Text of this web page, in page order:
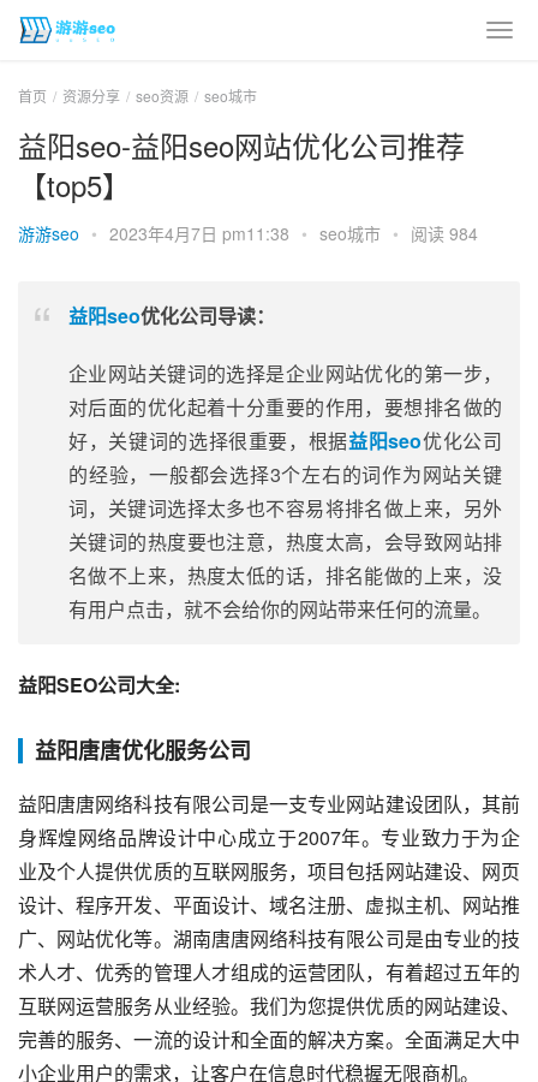
首页 资源分享 seo资源 seo城市
益阳seo-益阳seo网站优化公司推荐
【top5】
游游seo • 2023年4月7日 pm11:38 • seo城市 • 阅读 984
益阳seo优化公司导读：
企业网站关键词的选择是企业网站优化的第一步，
对后面的优化起着十分重要的作用，要想排名做的
好，关键词的选择很重要，根据益阳seo优化公司
的经验，一般都会选择3个左右的词作为网站关键
词，关键词选择太多也不容易将排名做上来，另外
关键词的热度要也注意，热度太高，会导致网站排
名做不上来，热度太低的话，排名能做的上来，没
有用户点击，就不会给你的网站带来任何的流量。
益阳SEO公司大全:
益阳唐唐优化服务公司
益阳唐唐网络科技有限公司是一支专业网站建设团队，其前
身辉煌网络品牌设计中心成立于2007年。专业致力于为企
业及个人提供优质的互联网服务，项目包括网站建设、网页
设计、程序开发、平面设计、域名注册、虚拟主机、网站推
广、网站优化等。湖南唐唐网络科技有限公司是由专业的技
术人才、优秀的管理人才组成的运营团队，有着超过五年的
互联网运营服务从业经验。我们为您提供优质的网站建设、
完善的服务、一流的设计和全面的解决方案。全面满足大中
小企业用户的需求，让客户在信息时代稳握无限商机。